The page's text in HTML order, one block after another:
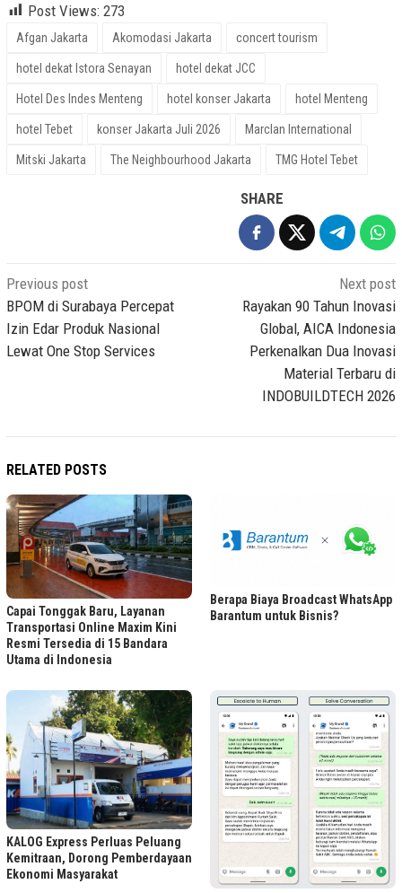
Post Views: 273
Afgan Jakarta Akomodasi Jakarta concert tourism
hotel dekat Istora Senayan hotel dekat JCC
Hotel Des Indes Menteng hotel konser Jakarta hotel Menteng
hotel Tebet konser Jakarta Juli 2026 Marclan International
Mitski Jakarta The Neighbourhood Jakarta TMG Hotel Tebet
SHARE
Post
navigation
Previous post
BPOM di Surabaya Percepat
Izin Edar Produk Nasional
Lewat One Stop Services
Next post
Rayakan 90 Tahun Inovasi
Global, AICA Indonesia
Perkenalkan Dua Inovasi
Material Terbaru di
INDOBUILDTECH 2026
RELATED POSTS
Capai Tonggak Baru, Layanan
Transportasi Online Maxim Kini
Resmi Tersedia di 15 Bandara
Utama di Indonesia
Berapa Biaya Broadcast WhatsApp
Barantum untuk Bisnis?
KALOG Express Perluas Peluang
Kemitraan, Dorong Pemberdayaan
Ekonomi Masyarakat